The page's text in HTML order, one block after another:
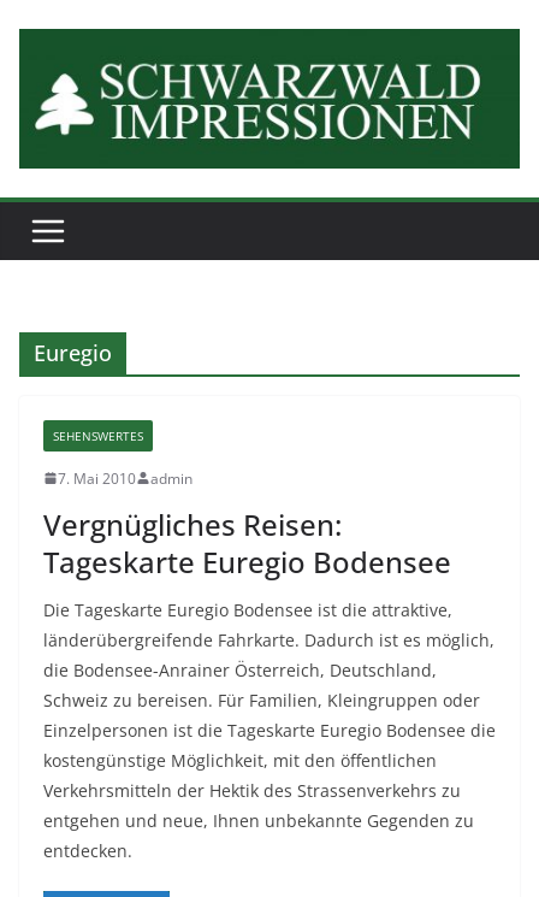
springen
Euregio
SEHENSWERTES
7. Mai 2010 admin
Vergnügliches Reisen:
Tageskarte Euregio Bodensee
Die Tageskarte Euregio Bodensee ist die attraktive,
länderübergreifende Fahrkarte. Dadurch ist es möglich,
die Bodensee-Anrainer Österreich, Deutschland,
Schweiz zu bereisen. Für Familien, Kleingruppen oder
Einzelpersonen ist die Tageskarte Euregio Bodensee die
kostengünstige Möglichkeit, mit den öffentlichen
Verkehrsmitteln der Hektik des Strassenverkehrs zu
entgehen und neue, Ihnen unbekannte Gegenden zu
entdecken.